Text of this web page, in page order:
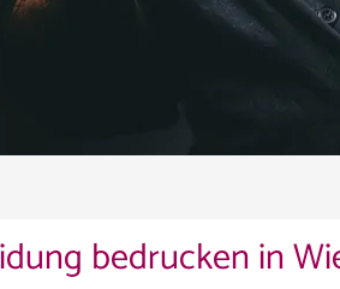
bedrucken in